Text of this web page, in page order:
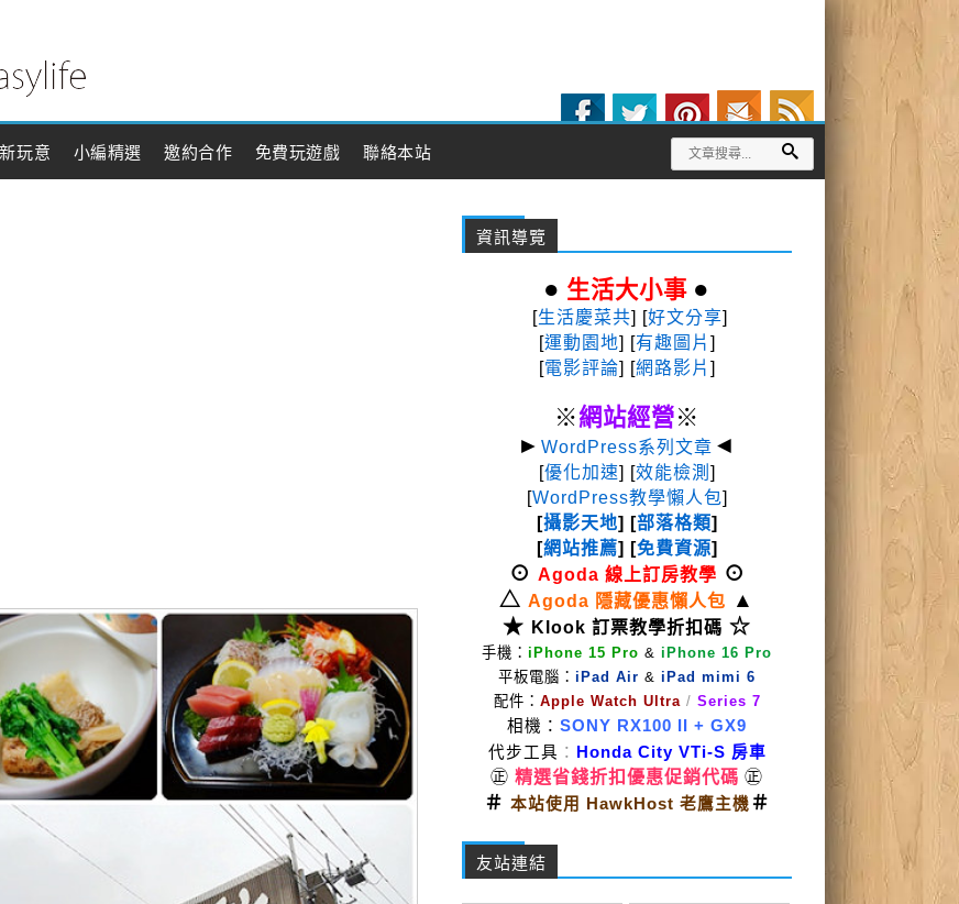
玩意 小編精選 邀約合作 免費玩遊戲 聯絡本站
資訊導覽
● 生活大小事 ●
[生活慶菜共] [好文分享]
[運動園地] [有趣圖片 ]
[電影評論] [網路影片 ]
※網站經營※
► WordPress系列文章 ◄
[優化加速] [效能檢測 ]
[WordPress教學懶人包]
[攝影天地] [部落格類]
[網站推薦] [免費資源]
⊙ Agoda 線上訂房教學 ⊙
△ Agoda 隱藏優惠懶人包
▲
★ Klook 訂票教學折扣碼 ☆
手機： iPhone 15 Pro & iPhone 16 Pro
平板電腦： iPad Air & iPad mimi 6
配件： Apple Watch Ultra / Series 7
相機： SONY RX100 II
+ GX9
代步工具 ： Honda City VTi-S 房車
㊣ 精選省錢折扣優惠促銷代碼 ㊣
＃ 本站使用 HawkHost 老鷹主機＃
友站連結